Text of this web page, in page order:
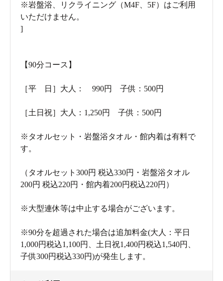
帰り際にお世話になる精算機
豊富な種類の館内着の中から、お気に入りのデザインを
選びましょう。館内着やタオルなどを受け取ったら、利
※岩盤浴、リクライニング（M4F、5F）はご利用
いただけません。
]
【90分コース】
［平 日］大人： 990円 子供：500円
［土日祝］大人：1,250円 子供：500円
※タオルセット・岩盤浴タオル・館内着は有料で
す。
（タオルセット300円 税込330円・岩盤浴タオル
200円 税込220円・館内着200円税込220円）
※大型連休等は中止する場合がございます。
※90分を超過された場合は追加料金(大人：平日
1,000円税込1,100円、土日祝1,400円税込1,540円、
子供300円税込330円)が発生します。